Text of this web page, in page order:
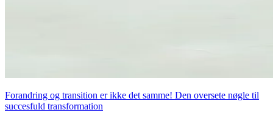
Forandring og transition er ikke det samme! Den oversete nøgle til
succesfuld transformation